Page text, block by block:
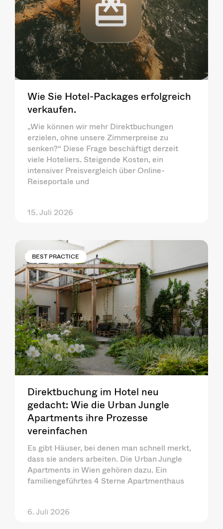
Wie Sie Hotel-Packages erfolgreich
verkaufen.
„Wie können wir mehr Direktbuchungen
erzielen, ohne unsere Zimmerpreise zu
senken?“ Diese Frage beschäftigt derzeit
viele Hoteliers. Steigende Kosten, ein
intensiver Preisvergleich über Online-
Reiseportale und
15. Juli 2026
BEST PRACTICE
Direktbuchung im Hotel neu
gedacht: Wie die Urban Jungle
Apartments ihre Prozesse
vereinfachen
Es gibt Häuser, bei denen man schnell merkt,
dass sie anders arbeiten. Die Urban Jungle
Apartments in Wien gehören dazu. Ein
familiengeführtes 4 Sterne Apartmenthaus
6. Juli 2026